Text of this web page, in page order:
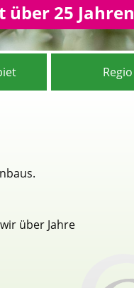
über 25 Jahren
Regio
über Jahre